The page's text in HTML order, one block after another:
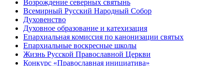
Возрождение северных святынь
Всемирный Русский Народный Собор
Духовенство
Духовное образование и катехизация
Епархиальная комиссия по канонизации святых
Епархиальные воскресные школы
Жизнь Русской Православной Церкви
Конкурс «Православная инициатива»